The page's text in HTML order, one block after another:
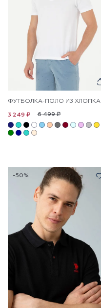
ФУТБОЛКА-ПОЛО ИЗ ХЛОПКА
6 499 ₽
3 249 ₽
-50%